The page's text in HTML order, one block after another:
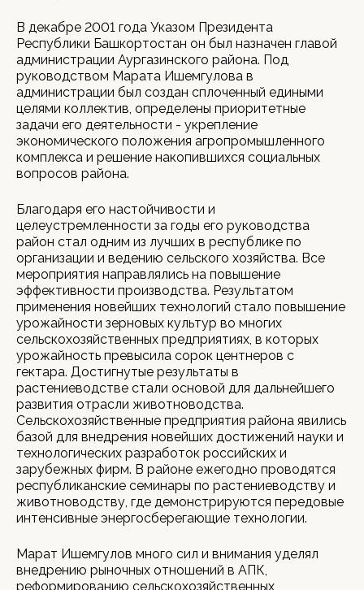
В декабре 2001 года Указом Президента
Республики Башкортостан он был назначен главой
администрации Аургазинского района. Под
руководством Марата Ишемгулова в
администрации был создан сплоченный едиными
целями коллектив, определены приоритетные
задачи его деятельности - укрепление
экономического положения агропромышленного
комплекса и решение накопившихся социальных
вопросов района.
Благодаря его настойчивости и
целеустремленности за годы его руководства
район стал одним из лучших в республике по
организации и ведению сельского хозяйства. Все
мероприятия направлялись на повышение
эффективности производства. Результатом
применения новейших технологий стало повышение
урожайности зерновых культур во многих
сельскохозяйственных предприятиях, в которых
урожайность превысила сорок центнеров с
гектара. Достигнутые результаты в
растениеводстве стали основой для дальнейшего
развития отрасли животноводства.
Сельскохозяйственные предприятия района явились
базой для внедрения новейших достижений науки и
технологических разработок российских и
зарубежных фирм. В районе ежегодно проводятся
республиканские семинары по растениеводству и
животноводству, где демонстрируются передовые
интенсивные энергосберегающие технологии.
Марат Ишемгулов много сил и внимания уделял
внедрению рыночных отношений в АПК,
реформированию сельскохозяйственных